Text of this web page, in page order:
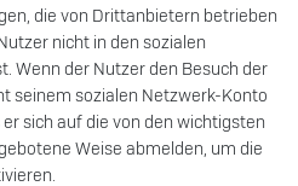
die von Drittanbietern betrieben
nicht in den sozialen
Wenn der Nutzer den Besuch der
seinem sozialen Netzwerk-Konto
sich auf die von den wichtigsten
Weise abmelden, um die